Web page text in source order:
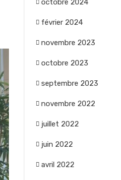
octobre 2024
février 2024
novembre 2023
octobre 2023
septembre 2023
novembre 2022
juillet 2022
juin 2022
avril 2022